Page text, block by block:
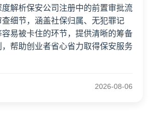
解析保安公司注册中的前置审批流
细节，涵盖社保归属、无犯罪记
易被卡住的环节，提供清晰的筹备
帮助创业者省心省力取得保安服务
2026-08-06